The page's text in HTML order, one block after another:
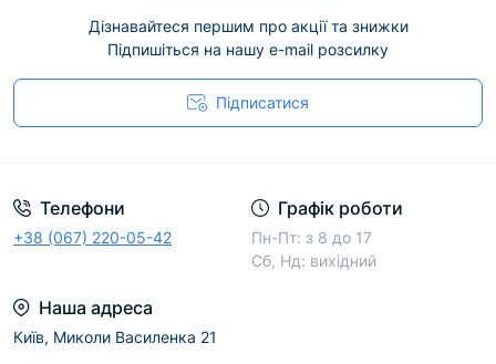
Дізнавайтеся першим про акції та знижки
Підпишіться на нашу e-mail розсилку
Підписатися
Телефони
+38 (067) 220-05-42
Графік роботи
Пн-Пт: з 8 до 17
Сб, Нд: вихідний
Наша адреса
Київ, Миколи Василенка 21